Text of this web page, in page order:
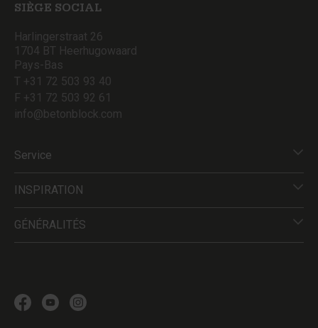
SIÈGE SOCIAL
Harlingerstraat 26
1704 BT Heerhugowaard
Pays-Bas
T +31 72 503 93 40
F +31 72 503 92 61
info@betonblock.com
Service
INSPIRATION
GÉNÉRALITÉS